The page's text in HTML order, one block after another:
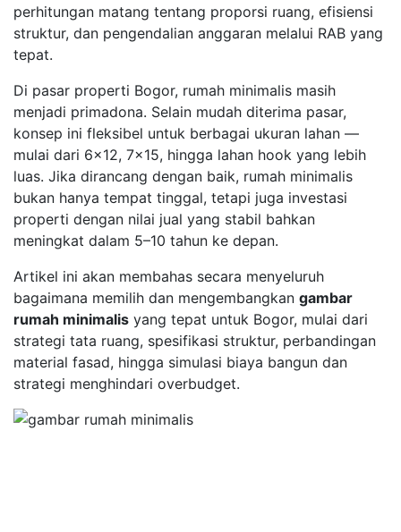
perhitungan matang tentang proporsi ruang, efisiensi
struktur, dan pengendalian anggaran melalui RAB yang
tepat.
Di pasar properti Bogor, rumah minimalis masih
menjadi primadona. Selain mudah diterima pasar,
konsep ini fleksibel untuk berbagai ukuran lahan —
mulai dari 6×12, 7×15, hingga lahan hook yang lebih
luas. Jika dirancang dengan baik, rumah minimalis
bukan hanya tempat tinggal, tetapi juga investasi
properti dengan nilai jual yang stabil bahkan
meningkat dalam 5–10 tahun ke depan.
Artikel ini akan membahas secara menyeluruh
bagaimana memilih dan mengembangkan gambar
rumah minimalis yang tepat untuk Bogor, mulai dari
strategi tata ruang, spesifikasi struktur, perbandingan
material fasad, hingga simulasi biaya bangun dan
strategi menghindari overbudget.